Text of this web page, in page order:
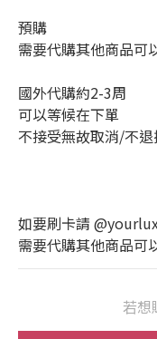
預購
需要代購其他商品可
國外代購約2-3周
可以等候在下單
不接受無故取消/不
如要刷卡請
需要代購其他商品可
若想